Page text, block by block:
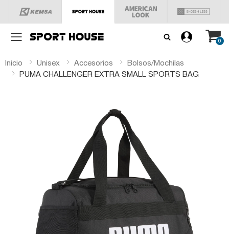
Menú 0
Inicio Unisex Accesorios
Bolsos/mochilas
PUMA CHALLENGER EXTRA SMALL SPORTS BAG